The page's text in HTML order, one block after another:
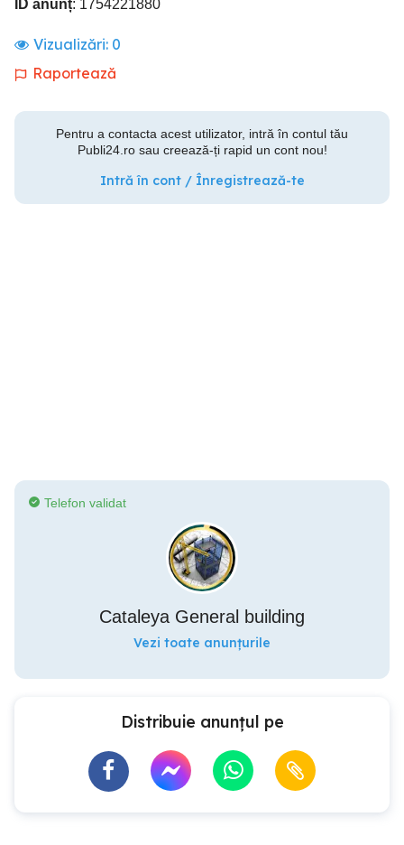
ID anunț: 1754221880
Vizualizări: 0
Raportează
Pentru a contacta acest utilizator, intră în contul tău
Publi24.ro sau creează-ți rapid un cont nou!
Intră în cont / Înregistrează-te
Telefon validat
Cataleya General building
Vezi toate anunțurile
Distribuie anunțul pe